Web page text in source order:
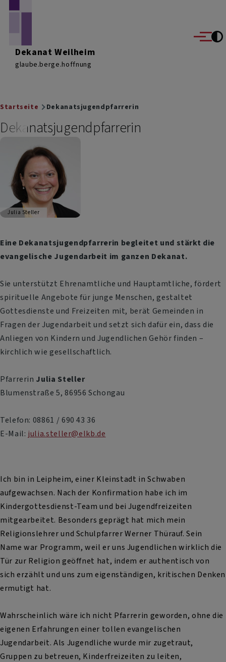
Dekanat Weilheim
glaube.berge.hoffnung
Menü
Breadcrumb
Startseite Dekanatsjugendpfarrerin
Dekanatsjugendpfarrerin
Julia Steller
Eine Dekanatsjugendpfarrerin begleitet und stärkt die
evangelische Jugendarbeit im ganzen Dekanat.
Sie unterstützt Ehrenamtliche und Hauptamtliche, fördert
spirituelle Angebote für junge Menschen, gestaltet
Gottesdienste und Freizeiten mit, berät Gemeinden in
Fragen der Jugendarbeit und setzt sich dafür ein, dass die
Anliegen von Kindern und Jugendlichen Gehör finden –
kirchlich wie gesellschaftlich.
Pfarrerin Julia Steller
Blumenstraße 5, 86956 Schongau
Telefon: 08861 / 690 43 36
E-Mail: julia.steller@elkb.de
Ich bin in Leipheim, einer Kleinstadt in Schwaben
aufgewachsen. Nach der Konfirmation habe ich im
Kindergottesdienst-Team und bei Jugendfreizeiten
mitgearbeitet. Besonders geprägt hat mich mein
Religionslehrer und Schulpfarrer Werner Thürauf. Sein
Name war Programm, weil er uns Jugendlichen wirklich die
Tür zur Religion geöffnet hat, indem er authentisch von
sich erzählt und uns zum eigenständigen, kritischen Denken
ermutigt hat.
Wahrscheinlich wäre ich nicht Pfarrerin geworden, ohne die
eigenen Erfahrungen einer tollen evangelischen
Jugendarbeit. Als Jugendliche wurde mir zugetraut,
Gruppen zu betreuen, Kinderfreizeiten zu leiten,